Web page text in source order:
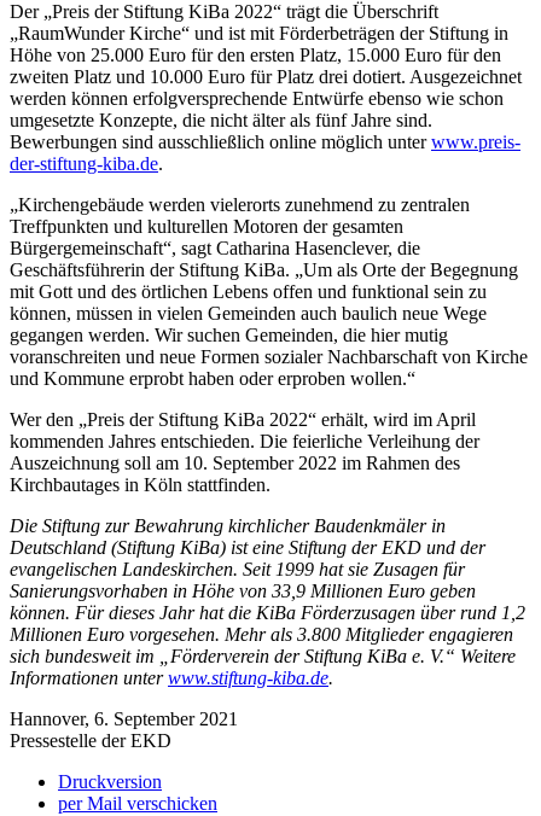
Der „Preis der Stiftung KiBa 2022“ trägt die Überschrift
„RaumWunder Kirche“ und ist mit Förderbeträgen der Stiftung in
Höhe von 25.000 Euro für den ersten Platz, 15.000 Euro für den
zweiten Platz und 10.000 Euro für Platz drei dotiert. Ausgezeichnet
werden können erfolgversprechende Entwürfe ebenso wie schon
umgesetzte Konzepte, die nicht älter als fünf Jahre sind.
Bewerbungen sind ausschließlich online möglich unterwww.preis-
der-stiftung-kiba.de.
„Kirchengebäude werden vielerorts zunehmend zu zentralen
Treffpunkten und kulturellen Motoren der gesamten
Bürgergemeinschaft“, sagt Catharina Hasenclever, die
Geschäftsführerin der Stiftung KiBa. „Um als Orte der Begegnung
mit Gott und des örtlichen Lebens offen und funktional sein zu
können, müssen in vielen Gemeinden auch baulich neue Wege
gegangen werden. Wir suchen Gemeinden, die hier mutig
voranschreiten und neue Formen sozialer Nachbarschaft von Kirche
und Kommune erprobt haben oder erproben wollen.“
Wer den „Preis der Stiftung KiBa 2022“ erhält, wird im April
kommenden Jahres entschieden. Die feierliche Verleihung der
Auszeichnung soll am 10. September 2022 im Rahmen des
Kirchbautages in Köln stattfinden.
Die Stiftung zur Bewahrung kirchlicher Baudenkmäler in
Deutschland (Stiftung KiBa) ist eine Stiftung der EKD und der
evangelischen Landeskirchen. Seit 1999 hat sie Zusagen für
Sanierungsvorhaben in Höhe von 33,9 Millionen Euro geben
können. Für dieses Jahr hat die KiBa Förderzusagen über rund 1,2
Millionen Euro vorgesehen. Mehr als 3.800 Mitglieder engagieren
sich bundesweit im „Förderverein der Stiftung KiBa e. V.“ Weitere
Informationen unterwww.stiftung-kiba.de.
Hannover, 6. September 2021
Pressestelle der EKD
Druckversion
per Mail verschicken